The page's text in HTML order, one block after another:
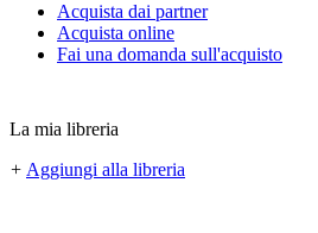
Acquista dai partner
Acquista online
Fai una domanda sull'acquisto
La mia libreria
+ Aggiungi alla libreria